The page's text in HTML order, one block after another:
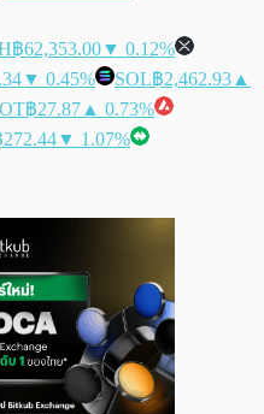
฿62,353.00▼ 0.12%
▼ 0.45% SOL฿2,462.93 ▲
฿27.87 ▲ 0.73%
▼ 1.07%